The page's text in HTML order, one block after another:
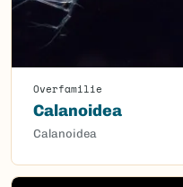
Overfamilie
Calanoidea
Calanoidea